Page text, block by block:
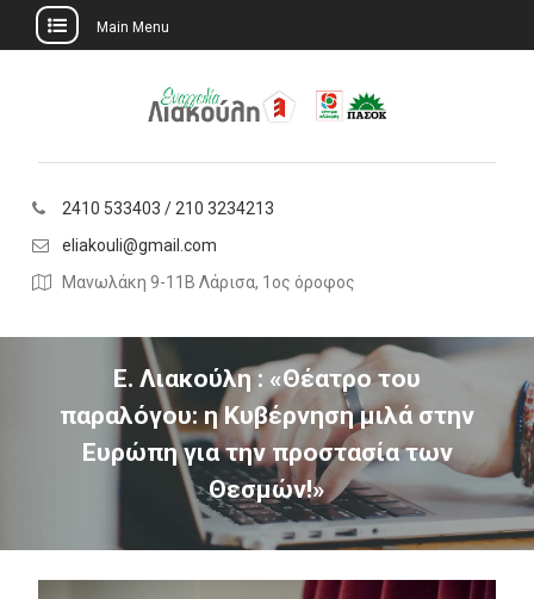
Main Menu
2410 533403 / 210 3234213
eliakouli@gmail.com
Μανωλάκη 9-11Β Λάρισα, 1ος όροφος
Ε. Λιακούλη : «Θέατρο του
παραλόγου: η Κυβέρνηση μιλά στην
Ευρώπη για την προστασία των
Θεσμών!»